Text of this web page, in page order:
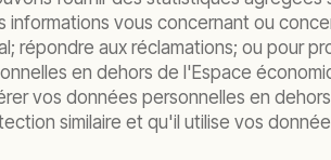
informations vous concernant ou
répondre aux réclamations; ou pour
en dehors de l'Espace
vos données personnelles en
similaire et qu'il utilise vos